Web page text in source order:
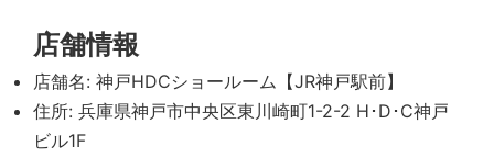
店舗情報
店舗名: 神戸HDCショールーム【JR神戸駅前】
住所: 兵庫県神戸市中央区東川崎町1-2-2 H･D･C神戸
ビル1F